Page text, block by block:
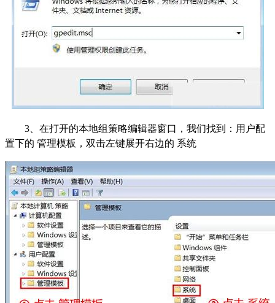
3、在打开的本地组策略编辑器窗口，我们找到：用户配
置下的 管理模板，双击左键展开右边的 系统